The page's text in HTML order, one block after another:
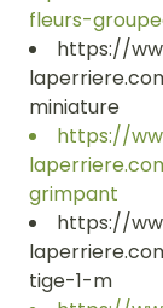
fleurs-
https://
miniature
https://
grimpant
https://
tige-1-m